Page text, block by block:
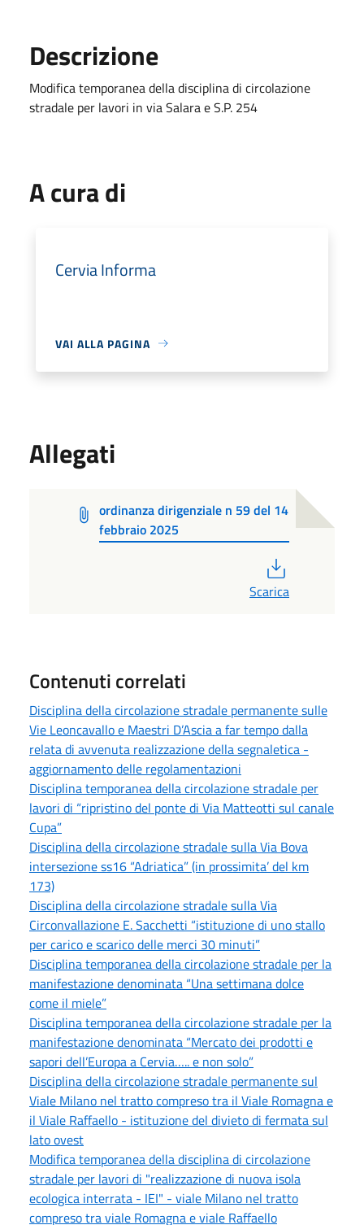
Descrizione
Modifica temporanea della disciplina di circolazione
stradale per lavori in via Salara e S.P. 254
A cura di
Cervia Informa
VAI ALLA PAGINA
Allegati
ordinanza dirigenziale n 59 del 14
febbraio 2025
Scarica
Contenuti correlati
Disciplina della circolazione stradale permanente sulle
Vie Leoncavallo e Maestri D’Ascia a far tempo dalla
relata di avvenuta realizzazione della segnaletica -
aggiornamento delle regolamentazioni
Disciplina temporanea della circolazione stradale per
lavori di “ripristino del ponte di Via Matteotti sul canale
Cupa”
Disciplina della circolazione stradale sulla Via Bova
intersezione ss16 “Adriatica” (in prossimita’ del km
173)
Disciplina della circolazione stradale sulla Via
Circonvallazione E. Sacchetti “istituzione di uno stallo
per carico e scarico delle merci 30 minuti”
Disciplina temporanea della circolazione stradale per la
manifestazione denominata “Una settimana dolce
come il miele”
Disciplina temporanea della circolazione stradale per la
manifestazione denominata “Mercato dei prodotti e
sapori dell’Europa a Cervia….. e non solo”
Disciplina della circolazione stradale permanente sul
Viale Milano nel tratto compreso tra il Viale Romagna e
il Viale Raffaello - istituzione del divieto di fermata sul
lato ovest
Modifica temporanea della disciplina di circolazione
stradale per lavori di "realizzazione di nuova isola
ecologica interrata - IEI" - viale Milano nel tratto
compreso tra viale Romagna e viale Raffaello